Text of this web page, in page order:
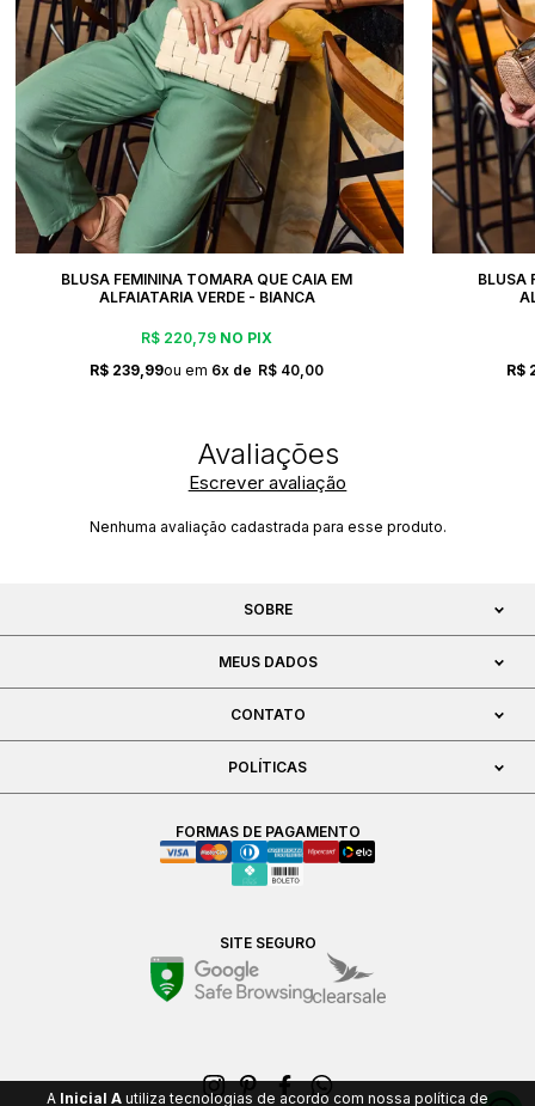
BLUSA FEMININA TOMARA QUE CAIA EM
ALFAIATARIA VERDE - BIANCA
R$ 220,79 NO PIX
R$ 239,99
6x R$ 40,00
BLUSA
R$
Escrever avaliação
Nenhuma avaliação cadastrada para esse produto.
SOBRE
MEUS DADOS
CONTATO
POLÍTICAS
FORMAS DE PAGAMENTO
SITE SEGURO
A Inicial A utiliza tecnologias de acordo com nossa política de